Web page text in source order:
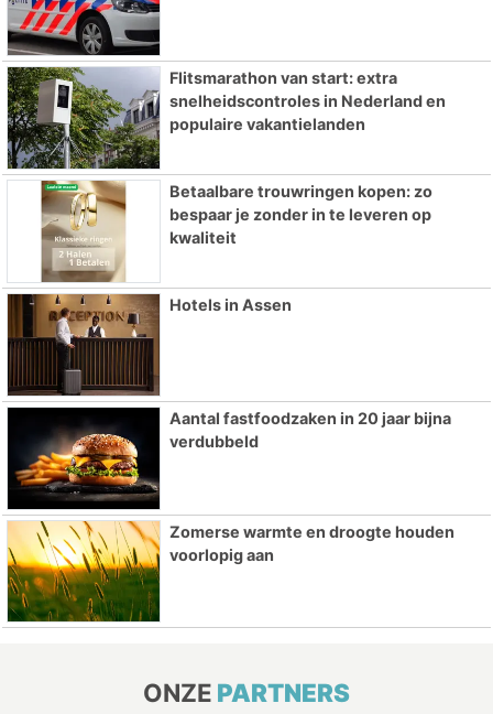
Flitsmarathon van start: extra
snelheidscontroles in Nederland en
populaire vakantielanden
Betaalbare trouwringen kopen: zo
bespaar je zonder in te leveren op
kwaliteit
Hotels in Assen
Aantal fastfoodzaken in 20 jaar bijna
verdubbeld
Zomerse warmte en droogte houden
voorlopig aan
ONZE PARTNERS